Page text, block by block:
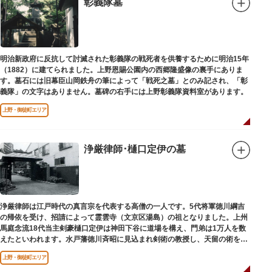
明治新政府に反抗して討滅された彰義隊の戦死者を供養するために明治15年
（1882）に建てられました。上野恩賜公園内の西郷隆盛像の裏手にありま
す。墓石には旧幕臣山岡鉄舟の筆によって「戦死之墓」とのみ記され、「彰
義隊」の文字はありません。墓碑の右手には上野彰義隊資料室があります。
上野・御徒町エリア
浄厳律師･樋口定伊の墓
浄厳律師は江戸時代の真言宗を代表する高僧の一人です。5代将軍徳川綱吉
の帰依を受け、招請によって霊雲寺（文京区湯島）の祖となりました。上州
馬庭念流18代当主剣豪樋口定伊は神田下谷に道場を構え、門弟は1万人を数
えたといわれます。水戸藩徳川斉昭に見込まれ剣術の教授し、天留の術を創
案しました。お墓は妙極院（みょうごくいん）にあります。
上野・御徒町エリア